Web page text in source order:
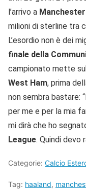
l’arrivo a Manchester
milioni di sterline tra
L’esordio non è dei
finale della
campionato mette
West Ham, prima
non sembra bastare:
per me e per la mia
mi dirà che ho
League. Quindi devo
Categorie: Calcio
Tag: haaland,